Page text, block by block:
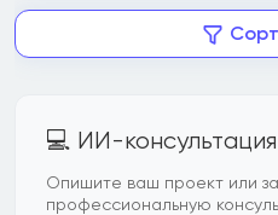
💻 ИИ-
Опишите ваш проект или
профессиональную